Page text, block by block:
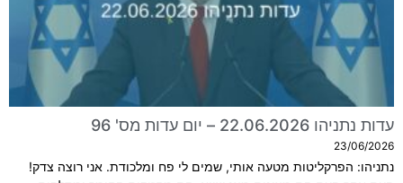
עדות נתניהו 22.06.2026 – יום עדות מס' 96
23/06/2026
נתניהו: הפרקליטות מטעה אותי, שמים לי פח ומלכודת. אני רוצה צדק!